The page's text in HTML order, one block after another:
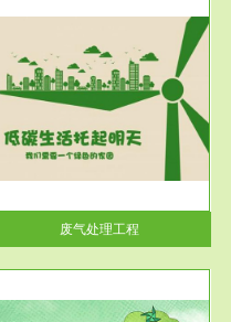
废气处理工程